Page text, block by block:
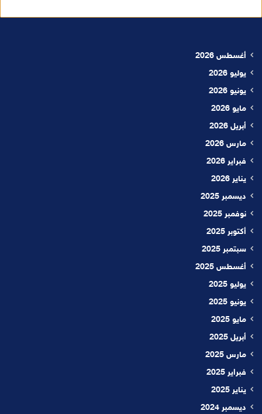
أغسطس 2026
يوليو 2026
يونيو 2026
مايو 2026
أبريل 2026
مارس 2026
فبراير 2026
يناير 2026
ديسمبر 2025
نوفمبر 2025
أكتوبر 2025
سبتمبر 2025
أغسطس 2025
يوليو 2025
يونيو 2025
مايو 2025
أبريل 2025
مارس 2025
فبراير 2025
يناير 2025
ديسمبر 2024